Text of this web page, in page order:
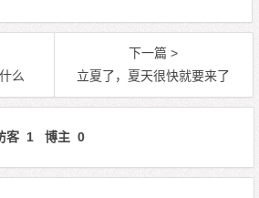
么
下一篇 >
立夏了，夏天很快就要来了
客 1 博主 0